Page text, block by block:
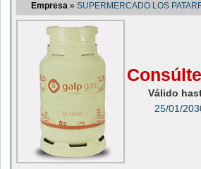
Empresa »SUPERMERCADO LOS
Válido
25/01/